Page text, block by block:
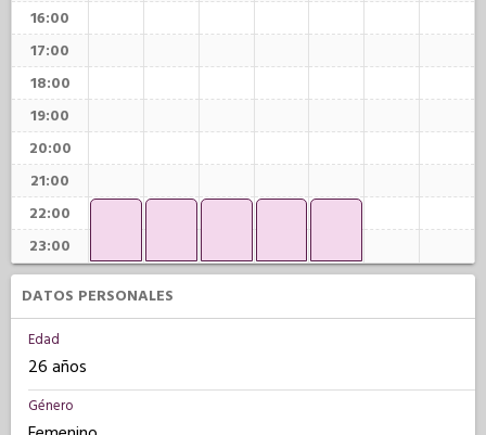
16:00
17:00
18:00
19:00
20:00
21:00
22:00
23:00
DATOS PERSONALES
Edad
26 años
Género